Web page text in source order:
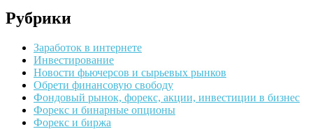
Рубрики
Заработок в интернете
Инвестирование
Новости фьючерсов и сырьевых рынков
Обрети финансовую свободу
Фондовый рынок, форекс, акции, инвестиции в бизнес
Форекс и бинарные опционы
Форекс и биржа